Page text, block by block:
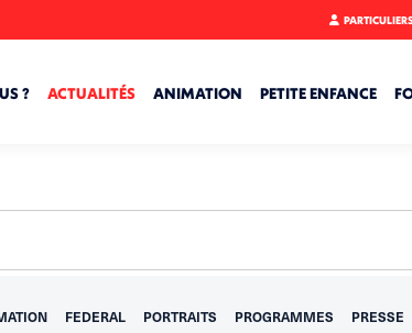
PARTICULIERS
? ACTUALITÉS ANIMATION PETITE ENFANCE
FEDERAL PORTRAITS PROGRAMMES PRESSE